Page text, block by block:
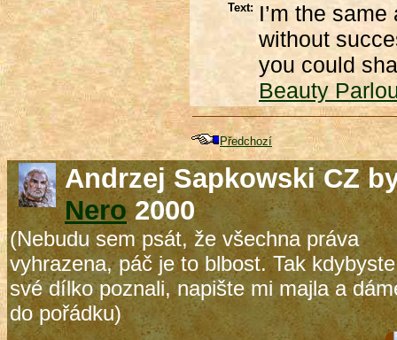
Text: I’m the
without
you could
Beauty
Předchozí
Andrzej Sapkowski CZ
Nero2000
(Nebudu sem psát, že všechna práva
vyhrazena, páč je to blbost. Tak
své dílko poznali, napište mi majla a
do pořádku)